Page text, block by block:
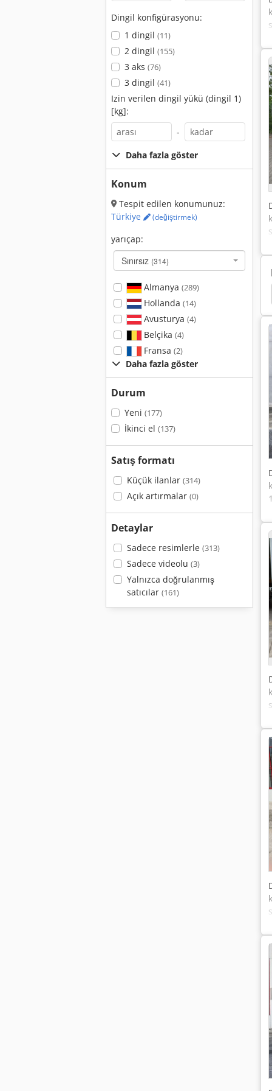
Dingil konfigürasyonu:
1 dingil (11)
2 dingil (155)
3 aks (76)
3 dingil (41)
Izin verilen dingil yükü (dingil 1)
[kg]:
-
Daha fazla göster
Konum
Tespit edilen konumunuz:
Türkiye
(değiştirmek)
yarıçap:
Sınırsız (314)
Almanya (289)
Hollanda (14)
Avusturya (4)
Belçika (4)
Fransa (2)
Daha fazla göster
Durum
Yeni (177)
İkinci el (137)
Satış formatı
Küçük ilanlar (314)
Açık artırmalar (0)
Detaylar
Sadece resimlerle (313)
Sadece videolu (3)
Yalnızca doğrulanmış
satıcılar (161)
Römork Fliegl Asw 268